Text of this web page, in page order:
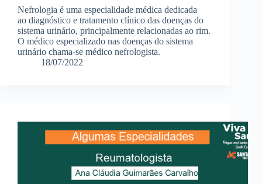
Nefrologia é uma especialidade médica dedicada
ao diagnóstico e tratamento clínico das doenças do
sistema urinário, principalmente relacionadas ao rim.
O médico especializado nas doenças do sistema
urinário chama-se médico nefrologista.
18/07/2022